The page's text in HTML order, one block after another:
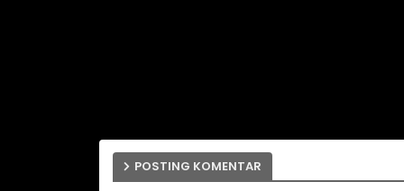
POSTING KOMENTAR